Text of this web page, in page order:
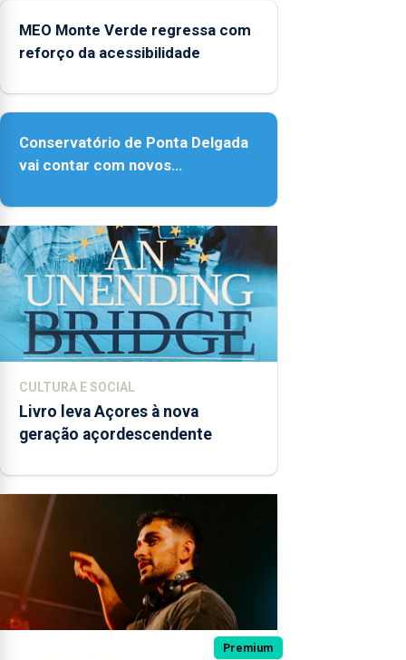
MEO Monte Verde regressa com
reforço da acessibilidade
Conservatório de Ponta Delgada
vai contar com novos
CULTURA E SOCIAL
Livro leva Açores à nova
geração açordescendente
Premium